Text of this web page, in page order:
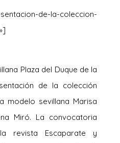
de-la-coleccion-
Plaza del Duque de la
de la colección
modelo sevillana Marisa
Miró. La convocatoria
revista Escaparate y